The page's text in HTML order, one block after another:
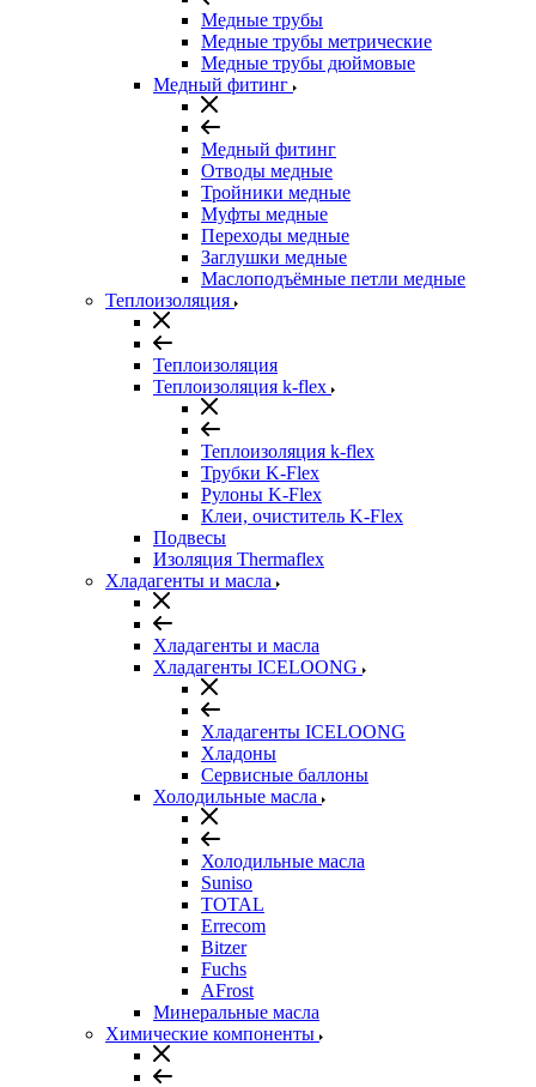
Медные трубы
Медные трубы метрические
Медные трубы дюймовые
Медный фитинг
Медный фитинг
Отводы медные
Тройники медные
Муфты медные
Переходы медные
Заглушки медные
Маслоподъёмные петли медные
Теплоизоляция
Теплоизоляция
Теплоизоляция k-flex
Теплоизоляция k-flex
Трубки K-Flex
Рулоны K-Flex
Клеи, очиститель K-Flex
Подвесы
Изоляция Thermaflex
Хладагенты и масла
Хладагенты и масла
Хладагенты ICELOONG
Хладагенты ICELOONG
Хладоны
Сервисные баллоны
Холодильные масла
Холодильные масла
Suniso
TOTAL
Errecom
Bitzer
Fuchs
AFrost
Минеральные масла
Химические компоненты